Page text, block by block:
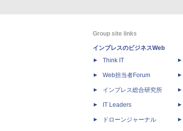
Group site links
インプレスのビジネスWeb
Think IT
Web担当者Forum
インプレス総合研究所
IT Leaders
ドローンジャーナル